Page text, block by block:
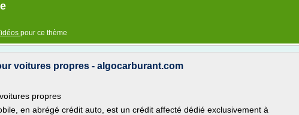
pour ce thème
voitures propres - algocarburant.com
propres
en abrégé crédit auto, est un crédit affecté dédié exclusivement à